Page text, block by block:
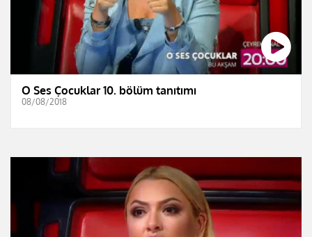
O Ses Çocuklar 10. bölüm tanıtımı
08/08/2018